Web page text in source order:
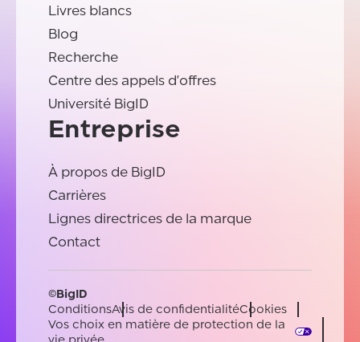
Livres blancs
Blog
Recherche
Centre des appels d'offres
Université BigID
Entreprise
À propos de BigID
Carrières
Lignes directrices de la marque
Contact
©BigID
ConditionsAvis de confidentialitéCookies
Vos choix en matière de protection de la